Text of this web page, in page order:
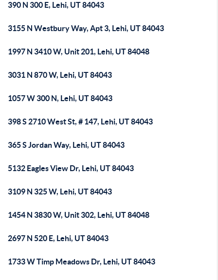
390 N 300 E, Lehi, UT 84043
3155 N Westbury Way, Apt 3, Lehi, UT 84043
1997 N 3410 W, Unit 201, Lehi, UT 84048
3031 N 870 W, Lehi, UT 84043
1057 W 300 N, Lehi, UT 84043
398 S 2710 West St, # 147, Lehi, UT 84043
365 S Jordan Way, Lehi, UT 84043
5132 Eagles View Dr, Lehi, UT 84043
3109 N 325 W, Lehi, UT 84043
1454 N 3830 W, Unit 302, Lehi, UT 84048
2697 N 520 E, Lehi, UT 84043
1733 W Timp Meadows Dr, Lehi, UT 84043